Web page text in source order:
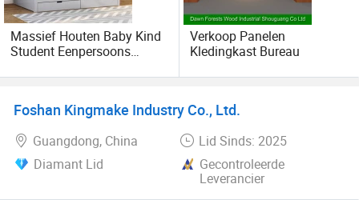
gerust contact met ons opnemen. We kijken ernaar uit om
succesvol zaken te doen.
Massief Houten Baby Kind
Student Eenpersoons
Prinsessenbed Houten
Props Bed
Verkoop Panelen
Kledingkast Bureau
Foshan Kingmake Industry Co., Ltd.
Guangdong, China
Lid Sinds: 2025
Diamant Lid
Gecontroleerde
Leverancier